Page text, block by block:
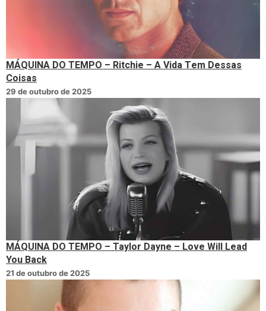
MÁQUINA DO TEMPO – Ritchie – A Vida Tem Dessas
Coisas
29 de outubro de 2025
MÁQUINA DO TEMPO – Taylor Dayne – Love Will Lead
You Back
21 de outubro de 2025